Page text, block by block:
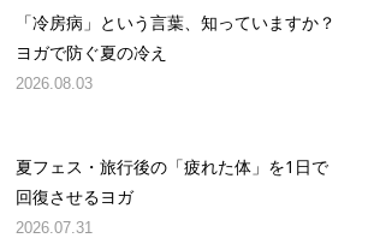
「冷房病」という言葉、知っていますか？
ヨガで防ぐ夏の冷え
2026.08.03
夏フェス・旅行後の「疲れた体」を1日で
回復させるヨガ
2026.07.31